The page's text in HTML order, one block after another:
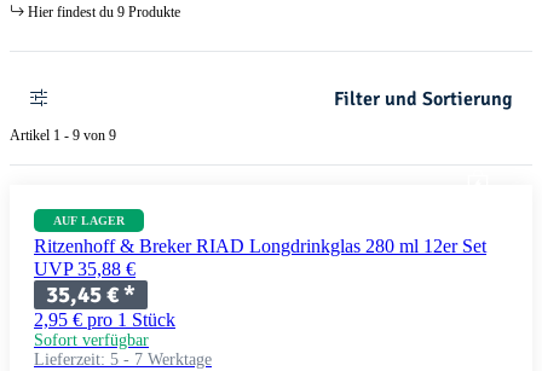
Hier findest du 9 Produkte
Filter und Sortierung
Artikel 1 - 9 von 9
AUF LAGER
Ritzenhoff & Breker RIAD Longdrinkglas 280 ml 12er Set
UVP 35,88 €
35,45 €*
2,95 € pro 1 Stück
Sofort verfügbar
Lieferzeit: 5 - 7 Werktage